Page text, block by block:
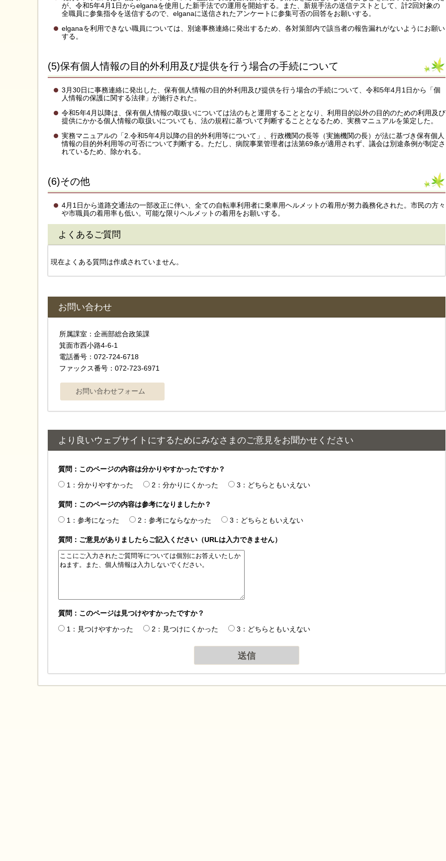
が、令和5年4月1日からelganaを使用した新手法での運用を開始する。また、新規手法の送信テストとして、計2回対象の
全職員に参集指令を送信するので、elganaに送信されたアンケートに参集可否の回答をお願いする。
elganaを利用できない職員については、別途事務連絡に発出するため、各対策部内で該当者の報告漏れがないようにお願い
する。
(5)保有個人情報の目的外利用及び提供を行う場合の手続について
3月30日に事務連絡に発出した、保有個人情報の目的外利用及び提供を行う場合の手続について、令和5年4月1日から「個
人情報の保護に関する法律」が施行された。
令和5年4月以降は、保有個人情報の取扱いについては法のもと運用することとなり、利用目的以外の目的のための利用及び
提供にかかる個人情報の取扱いについても、法の規程に基づいて判断することとなるため、実務マニュアルを策定した。
実務マニュアルの「2.令和5年4月以降の目的外利用等について」、行政機関の長等（実施機関の長）が法に基づき保有個人
情報の目的外利用等の可否について判断する。ただし、病院事業管理者は法第69条が適用されず、議会は別途条例が制定さ
れているため、除かれる。
(6)その他
4月1日から道路交通法の一部改正に伴い、全ての自転車利用者に乗車用ヘルメットの着用が努力義務化された。市民の方々
や市職員の着用率も低い。可能な限りヘルメットの着用をお願いする。
よくあるご質問
現在よくある質問は作成されていません。
お問い合わせ
所属課室：企画部総合政策課
箕面市西小路4‐6‐1
電話番号：072-724-6718
ファックス番号：072-723-6971
より良いウェブサイトにするためにみなさまのご意見をお聞かせください
質問：このページの内容は分かりやすかったですか？
1：分かりやすかった
2：分かりにくかった 3：どちらともいえない
質問：このページの内容は参考になりましたか？
1：参考になった
2：参考にならなかった 3：どちらともいえない
質問：ご意見がありましたらご記入ください（URLは入力できません）
質問：このページは見つけやすかったですか？
1：見つけやすかった
2：見つけにくかった 3：どちらともいえない